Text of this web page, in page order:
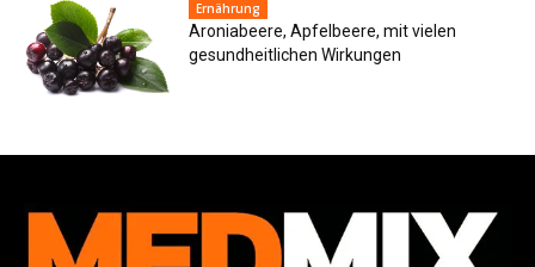
Ernährung
Aroniabeere, Apfelbeere, mit vielen
gesundheitlichen Wirkungen